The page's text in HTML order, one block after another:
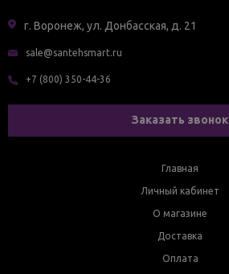
г. Воронеж, ул. Донбасская, д. 21
sale@santehsmart.ru
+7 (800) 350-44-36
Заказать звонок
Главная
Личный кабинет
О магазине
Доставка
Оплата